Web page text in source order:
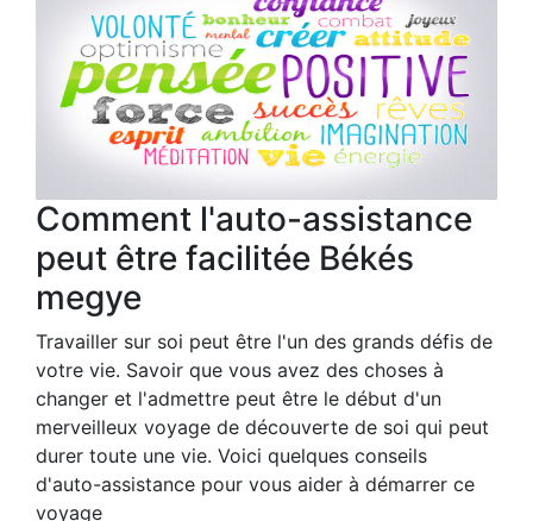
Comment l'auto-assistance
peut être facilitée Békés
megye
Travailler sur soi peut être l'un des grands défis de
votre vie. Savoir que vous avez des choses à
changer et l'admettre peut être le début d'un
merveilleux voyage de découverte de soi qui peut
durer toute une vie. Voici quelques conseils
d'auto-assistance pour vous aider à démarrer ce
voyage